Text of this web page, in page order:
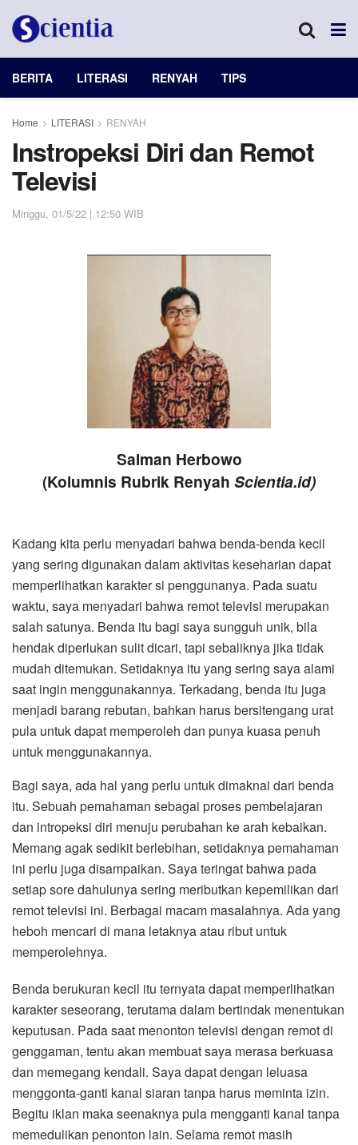
BERITA LITERASI RENYAH TIPS
Home LITERASI RENYAH
Instropeksi Diri dan Remot
Televisi
Minggu, 01/5/22 | 12:50 WIB
Salman Herbowo
(Kolumnis Rubrik Renyah Scientia.id)
Kadang kita perlu menyadari bahwa benda-benda kecil
yang sering digunakan dalam aktivitas keseharian dapat
memperlihatkan karakter si penggunanya. Pada suatu
waktu, saya menyadari bahwa remot televisi merupakan
salah satunya. Benda itu bagi saya sungguh unik, bila
hendak diperlukan sulit dicari, tapi sebaliknya jika tidak
mudah ditemukan. Setidaknya itu yang sering saya alami
saat ingin menggunakannya. Terkadang, benda itu juga
menjadi barang rebutan, bahkan harus bersitengang urat
pula untuk dapat memperoleh dan punya kuasa penuh
untuk menggunakannya.
Bagi saya, ada hal yang perlu untuk dimaknai dari benda
itu. Sebuah pemahaman sebagai proses pembelajaran
dan intropeksi diri menuju perubahan ke arah kebaikan.
Memang agak sedikit berlebihan, setidaknya pemahaman
ini perlu juga disampaikan. Saya teringat bahwa pada
setiap sore dahulunya sering meributkan kepemilikan dari
remot televisi ini. Berbagai macam masalahnya. Ada yang
heboh mencari di mana letaknya atau ribut untuk
memperolehnya.
Benda berukuran kecil itu ternyata dapat memperlihatkan
karakter seseorang, terutama dalam bertindak menentukan
keputusan. Pada saat menonton televisi dengan remot di
genggaman, tentu akan membuat saya merasa berkuasa
dan memegang kendali. Saya dapat dengan leluasa
menggonta-ganti kanal siaran tanpa harus meminta izin.
Begitu iklan maka seenaknya pula mengganti kanal tanpa
memedulikan penonton lain. Selama remot masih